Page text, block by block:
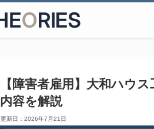
【障害者雇用】大和ハウ
内容を解説
2026年7月21日